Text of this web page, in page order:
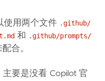
使用两个文件 .github/
和
.github/prompts/
合。
主要是没看 Copilot 官